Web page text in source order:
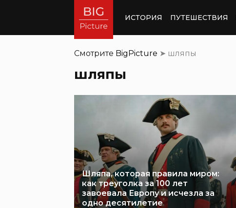
ИСТОРИЯ ПУТЕШЕСТВИЯ
Смотрите BigPicture ➤ шляпы
шляпы
Шляпа, которая правила миром:
как треуголка за 100 лет
завоевала Европу и исчезла за
одно десятилетие